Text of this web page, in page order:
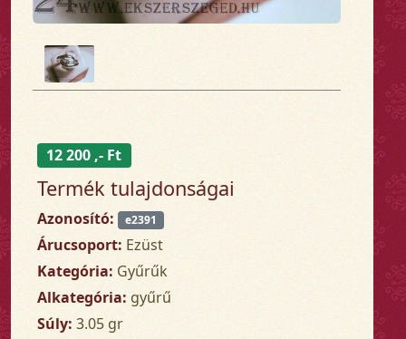
12 200 ,- Ft
Termék tulajdonságai
Azonosító: e2391
Árucsoport: Ezüst
Kategória: Gyűrűk
Alkategória: gyűrű
Súly: 3.05 gr